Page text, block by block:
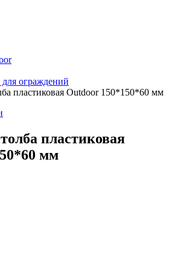
ограждений
пластиковая Outdoor 150*150*60 мм
пластиковая
мм